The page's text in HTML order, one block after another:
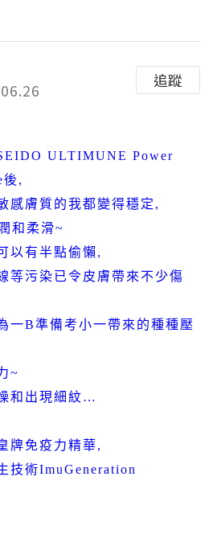
追蹤
ULTIMUNE Power
後,
感膚質的我都變得穩定 ,
和柔滑~
以有半點偷懶,
等污染已令皮膚帶來不少傷
一B準備考小一帶來的種種壓
~
和出現細紋…
牌免疫力精華,
技術ImuGeneration